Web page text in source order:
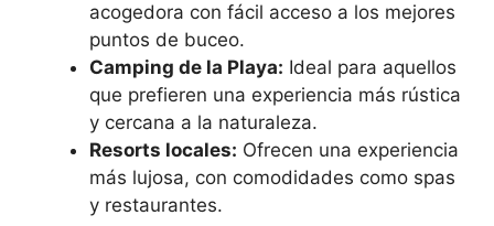
acogedora con fácil acceso a los mejores
puntos de buceo.
Camping de la Playa: Ideal para aquellos
que prefieren una experiencia más rústica
y cercana a la naturaleza.
Resorts locales: Ofrecen una experiencia
más lujosa, con comodidades como spas
y restaurantes.